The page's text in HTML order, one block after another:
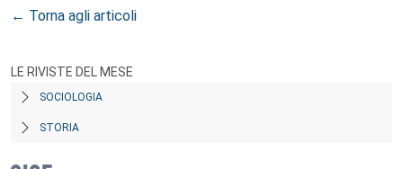
← Torna agli articoli
LE RIVISTE DEL MESE
SOCIOLOGIA
STORIA